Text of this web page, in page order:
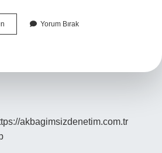
Kebabının
Yorum Bırak
akbagimsizdenetim.com.tr